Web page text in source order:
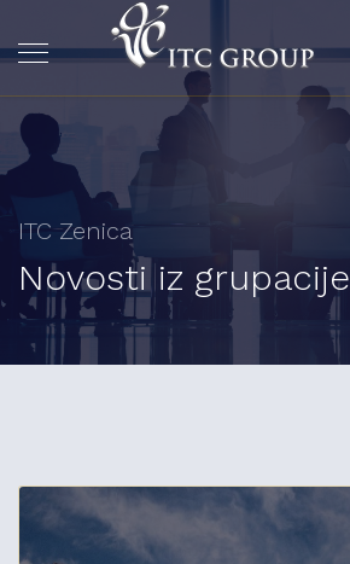
ITC Zenica
Novosti iz grupacije